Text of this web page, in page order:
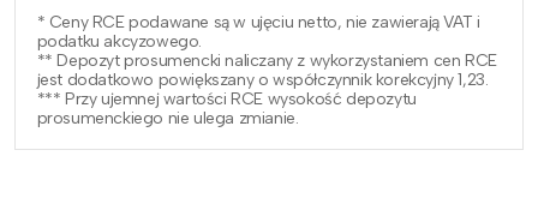
* Ceny RCE podawane są w ujęciu netto, nie zawierają VAT i
podatku akcyzowego.
** Depozyt prosumencki naliczany z wykorzystaniem cen RCE
jest dodatkowo powiększany o współczynnik korekcyjny 1,23.
*** Przy ujemnej wartości RCE wysokość depozytu
prosumenckiego nie ulega zmianie.